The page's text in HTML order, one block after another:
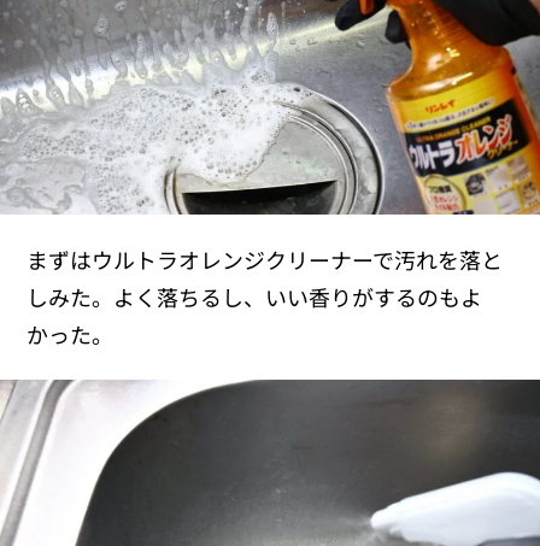
まずはウルトラオレンジクリーナーで汚れを落と
しみた。よく落ちるし、いい香りがするのもよ
かった。